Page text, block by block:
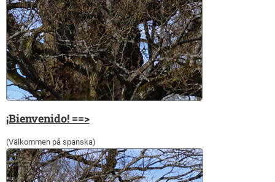
¡Bienvenido! ==>
(Välkommen på spanska)